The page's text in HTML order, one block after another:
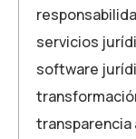
servicios
software